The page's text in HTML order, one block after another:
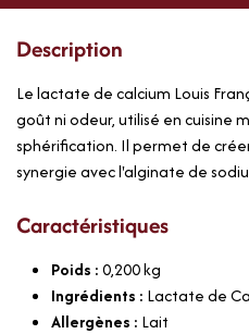
Description
Le lactate de calcium Louis
goût ni odeur, utilisé en cuisine
sphérification. Il permet de
synergie avec l'alginate de
Caractéristiques
Poids :0,200kg
Ingrédients : Lactate de
Allergènes : Lait